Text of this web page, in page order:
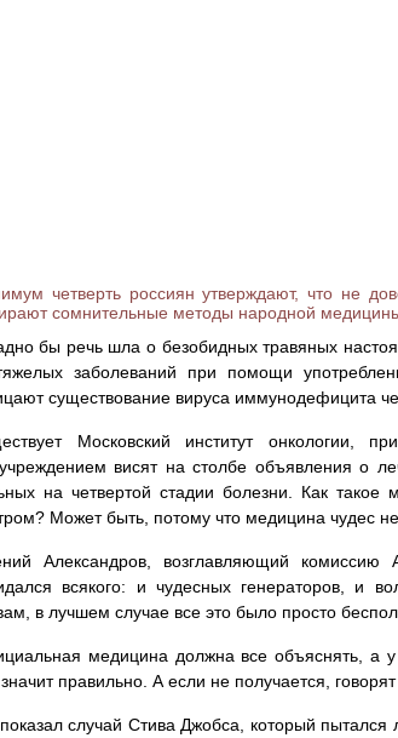
четверть россиян утверждают, что не
сомнительные методы народной
бы речь шла о безобидных травяных
заболеваний при помощи
существование вируса иммунодефицита
Московский институт
висят на столбе объявления о
на четвертой стадии болезни. Как
Может быть, потому что медицина чудес
Александров, возглавляющий
всякого: и чудесных генераторов, и
в лучшем случае все это было просто
медицина должна все объяснять, а
значит правильно. А если не получается,
случай Стива Джобса, который пытался